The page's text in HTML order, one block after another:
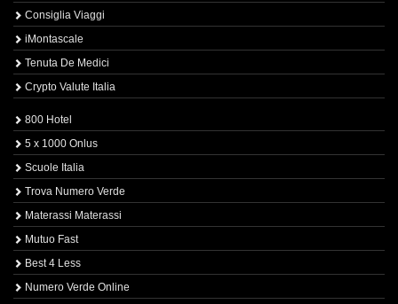
Consiglia Viaggi
iMontascale
Tenuta De Medici
Crypto Valute Italia
800 Hotel
5 x 1000 Onlus
Scuole Italia
Trova Numero Verde
Materassi Materassi
Mutuo Fast
Best 4 Less
Numero Verde Online